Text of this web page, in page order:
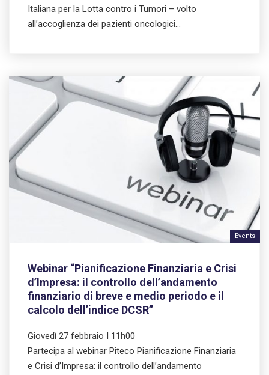
Italiana per la Lotta contro i Tumori – volto
all’accoglienza dei pazienti oncologici…
Events
Webinar “Pianificazione Finanziaria e Crisi
d’Impresa: il controllo dell’andamento
finanziario di breve e medio periodo e il
calcolo dell’indice DCSR”
Giovedì 27 febbraio I 11h00
Partecipa al webinar Piteco Pianificazione Finanziaria
e Crisi d’Impresa: il controllo dell’andamento